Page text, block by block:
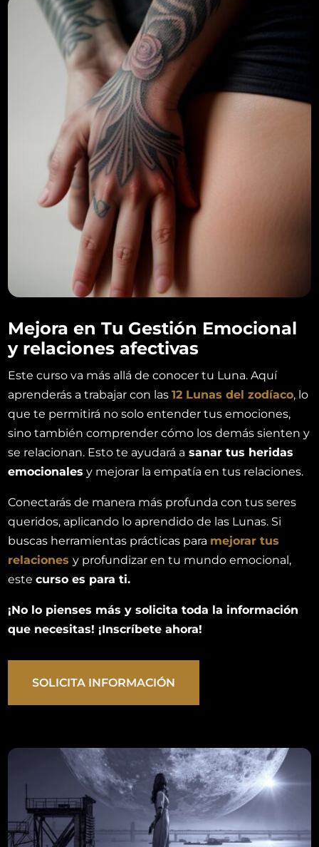
Mejora en Tu Gestión Emocional
y relaciones afectivas
Este curso va más allá de conocer tu Luna. Aquí
aprenderás a trabajar con las12 Lunas del zodíaco, lo
que te permitirá no solo entender tus emociones,
sino también comprender cómo los demás sienten y
se relacionan. Esto te ayudará a sanar tus heridas
emocionales y mejorar la empatía en tus relaciones.
Conectarás de manera más profunda con tus seres
queridos, aplicando lo aprendido de las Lunas. Si
buscas herramientas prácticas para mejorar tus
relacionesy profundizar en tu mundo emocional,
estecurso es para ti.
¡No lo pienses más y solicita toda la información
que necesitas! ¡Inscríbete ahora!
SOLICITA INFORMACIÓN